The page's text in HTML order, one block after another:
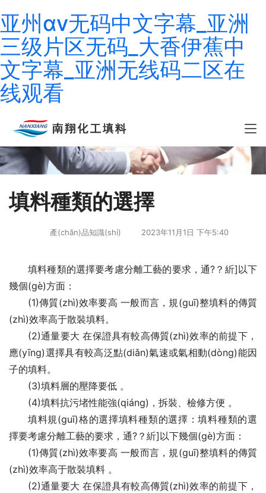
亚州αⅴ无码中文字幕_亚洲
三级片区无码_大香伊蕉中
文字幕_亚洲无线码二区在
线观看
填料種類的選擇
產(chǎn)品知識(shí) 2023年11月1日 下午5:40
填料種類的選擇要考慮分離工藝的要求，通?？紤]以下
幾個(gè)方面：
(1)傳質(zhì)效率要高 一般而言，規(guī)整填料的傳質
(zhì)效率高于散裝填料。
(2)通量要大 在保證具有較高傳質(zhì)效率的前提下，
應(yīng)選擇具有較高泛點(diǎn)氣速或氣相動(dòng)能因
子的填料。
(3)填料層的壓降要低 。
(4)填料抗污堵性能強(qiáng)，拆裝、檢修方便 。
填料規(guī)格的選擇填料種類的選擇：填料種類的選
擇要考慮分離工藝的要求，通?？紤]以下幾個(gè)方面：
(1)傳質(zhì)效率要高 一般而言，規(guī)整填料的傳質
(zhì)效率高于散裝填料 。
(2)通量要大 在保證具有較高傳質(zhì)效率的前提下，